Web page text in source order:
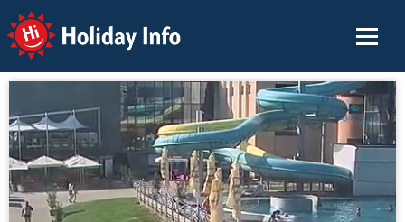
Holiday Info